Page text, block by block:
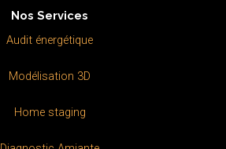
o
k
i
n
Nos Services
Audit énergétique
Modélisation 3D
Home staging